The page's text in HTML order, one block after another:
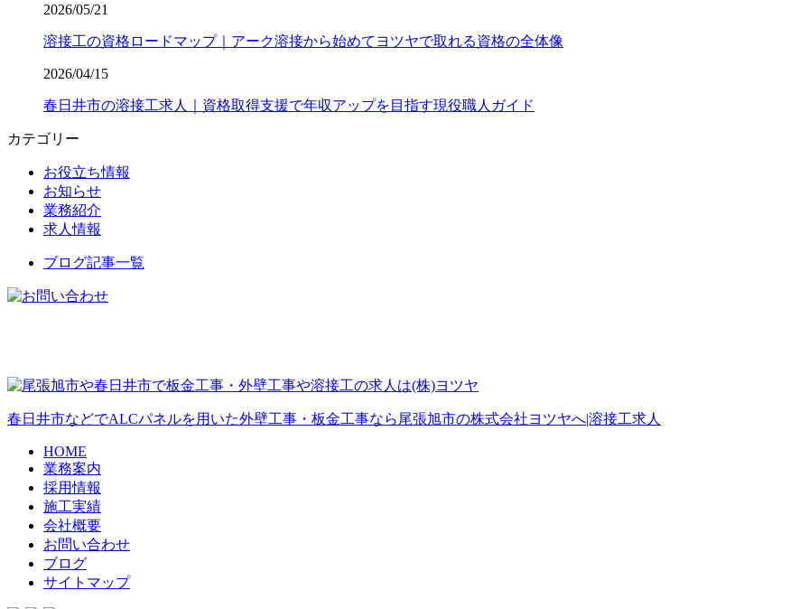
2026/05/21
溶接工の資格ロードマップ｜アーク溶接から始めてヨツヤで取れる資格の全体像
2026/04/15
春日井市の溶接工求人｜資格取得支援で年収アップを目指す現役職人ガイド
カテゴリー
お役立ち情報
お知らせ
業務紹介
求人情報
ブログ記事一覧
春日井市などでALCパネルを用いた外壁工事・板金工事なら尾張旭市の株式会社ヨツヤへ|溶接工求人
HOME
業務案内
採用情報
施工実績
会社概要
お問い合わせ
ブログ
サイトマップ